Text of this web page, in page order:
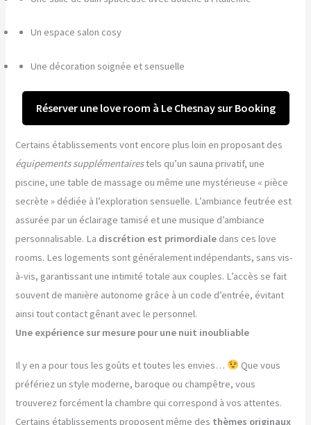
Un espace salon cosy
Une décoration soignée et sensuelle
Réserver une love room à Le Chesnay sur Booking
Certains établissements vont encore plus loin en proposant des
équipements supplémentairestels qu’un sauna privatif, une
piscine, une table de massage ou même une mystérieuse « pièce
secrète » dédiée à l’exploration sensuelle. L’ambiance feutrée est
assurée par un éclairage tamisé et une musique d’ambiance
personnalisable. La discrétion est primordiale dans ces love
rooms. Les logements sont généralement indépendants, sans vis-
à-vis, garantissant une intimité totale aux couples. L’accès se fait
souvent de manière autonome grâce à un code d’entrée, évitant
ainsi tout contact gênant avec le personnel.
Une expérience sur mesure pour une nuit inoubliable
Il y en a pour tous les goûts et toutes les envies…
Que vous
préfériez un style moderne, baroque ou champêtre, vous
trouverez forcément la chambre qui correspond à vos attentes.
Certains établissements proposent même des thèmes originaux